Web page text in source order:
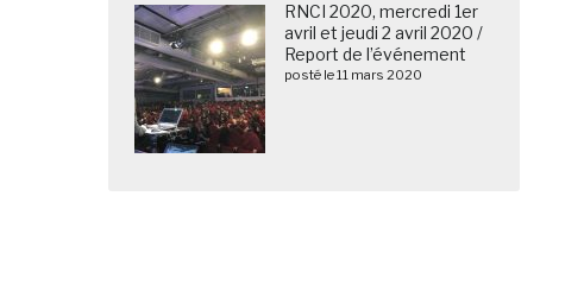
RNCI 2020, mercredi 1er
avril et jeudi 2 avril 2020 /
Report de l’événement
posté le 11 mars 2020